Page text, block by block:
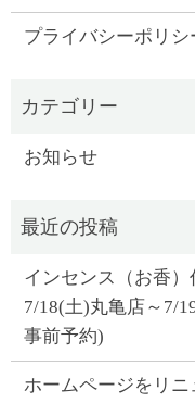
プライバシーポリシ
お知らせ
インセンス（お香）
7/18(土)丸亀店～7/
事前予約)
ホームページをリニ